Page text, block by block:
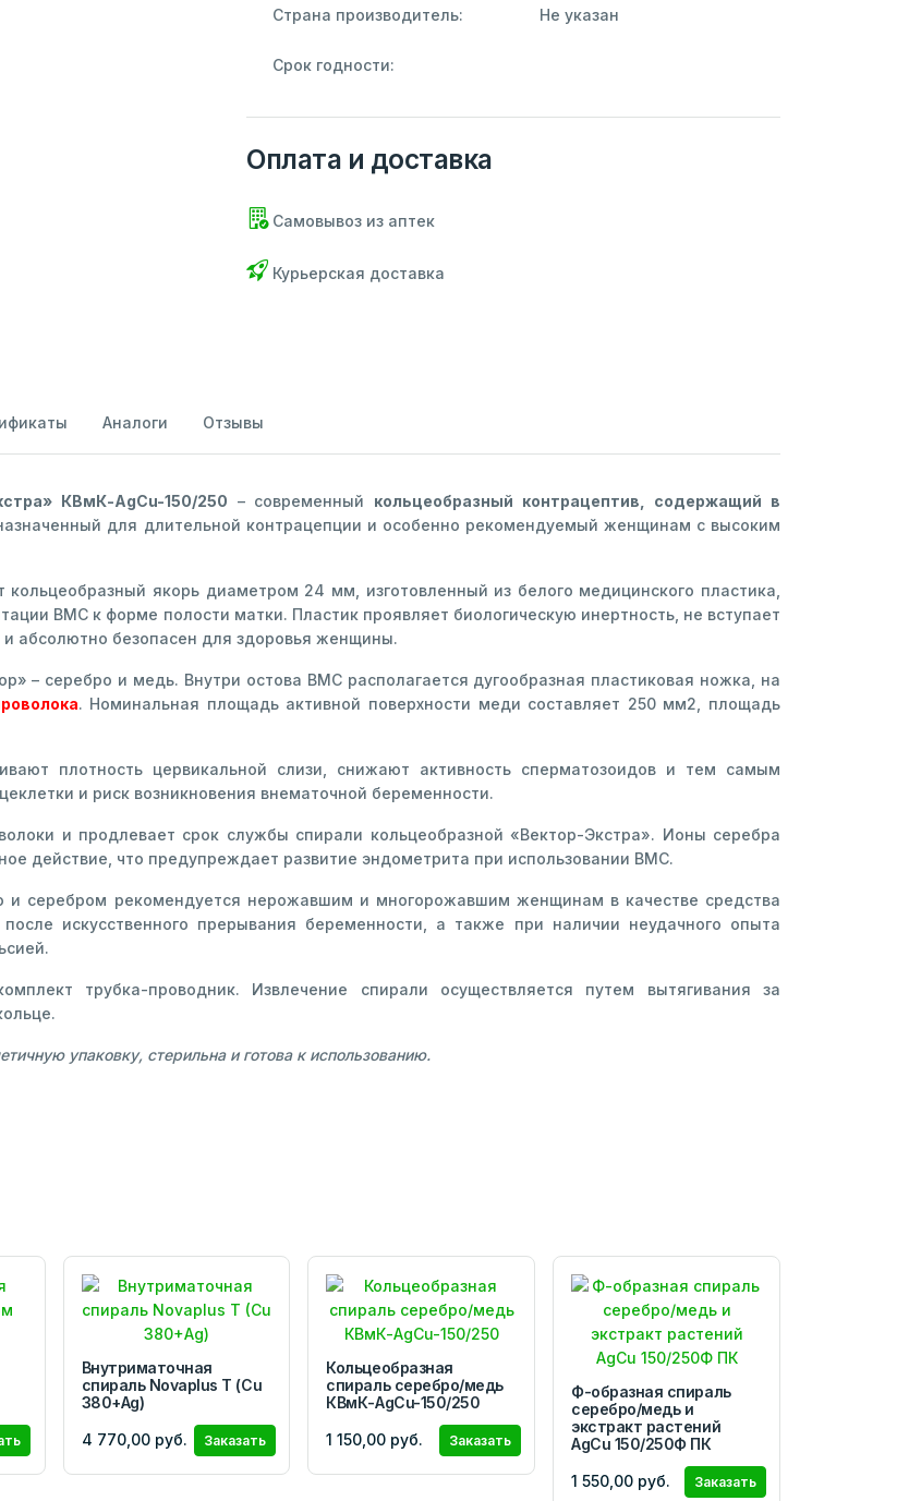
Страна производитель: Не указан
Срок годности:
Оплата и доставка
Самовывоз из аптек
Курьерская доставка
Аналоги Отзывы
КВмК-AgCu-150/250 – современный кольцеобразный контрацептив, содержащий в
для длительной контрацепции и особенно рекомендуемый женщинам с высоким
якорь диаметром 24 мм, изготовленный из белого медицинского пластика,
ВМС к форме полости матки. Пластик проявляет биологическую инертность, не вступает
абсолютно безопасен для здоровья женщины.
– серебро и медь. Внутри остова ВМС располагается дугообразная пластиковая ножка, на
. Номинальная площадь активной поверхности меди составляет 250 мм2, площадь
плотность цервикальной слизи, снижают активность сперматозоидов и тем самым
и риск возникновения внематочной беременности.
и продлевает срок службы спирали кольцеобразной «Вектор-Экстра». Ионы серебра
действие, что предупреждает развитие эндометрита при использовании ВМС.
и серебром рекомендуется нерожавшим и многорожавшим женщинам в качестве средства
искусственного прерывания беременности, а также при наличии неудачного опыта
трубка-проводник. Извлечение спирали осуществляется путем вытягивания за
упаковку, стерильна и готова к использованию.
Внутриматочная
спираль Novaplus T (Cu
380+Ag)
4 770,00 руб. Заказать
Кольцеобразная
спираль серебро/медь
КВмК-AgCu-150/250
1 150,00 руб. Заказать
Ф-образная спираль
серебро/медь и
экстракт растений
AgCu 150/250Ф ПК
1 550,00 руб. Заказать